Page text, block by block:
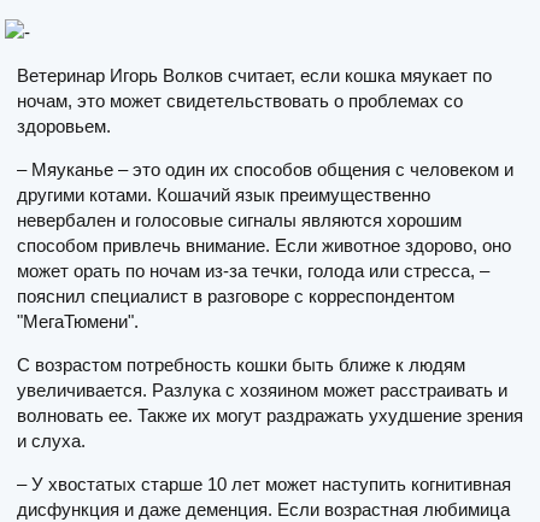
Ветеринар Игорь Волков считает, если кошка мяукает по
ночам, это может свидетельствовать о проблемах со
здоровьем.
– Мяуканье – это один их способов общения с человеком и
другими котами. Кошачий язык преимущественно
невербален и голосовые сигналы являются хорошим
способом привлечь внимание. Если животное здорово, оно
может орать по ночам из-за течки, голода или стресса, –
пояснил специалист в разговоре с корреспондентом
"МегаТюмени".
С возрастом потребность кошки быть ближе к людям
увеличивается. Разлука с хозяином может расстраивать и
волновать ее. Также их могут раздражать ухудшение зрения
и слуха.
– У хвостатых старше 10 лет может наступить когнитивная
дисфункция и даже деменция. Если возрастная любимица